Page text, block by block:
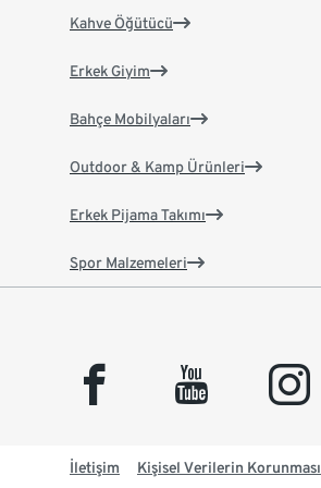
Kahve Öğütücü
Erkek Giyim
Bahçe Mobilyaları
Outdoor & Kamp Ürünleri
Erkek Pijama Takımı
Spor Malzemeleri
facebook youtube instagram
İletişim Kişisel Verilerin Korunması